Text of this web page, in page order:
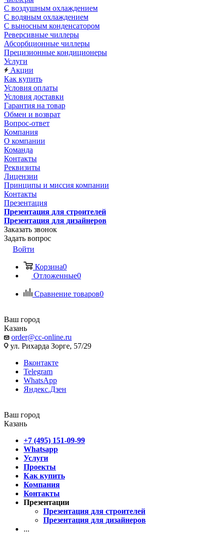
С воздушным охлаждением
С водяным охлаждением
С выносным конденсатором
Реверсивные чиллеры
Абсорбционные чиллеры
Прецизионные кондиционеры
Услуги
Акции
Как купить
Условия оплаты
Условия доставки
Гарантия на товар
Обмен и возврат
Вопрос-ответ
Компания
О компании
Команда
Контакты
Реквизиты
Лицензии
Принципы и миссия компании
Контакты
Презентация
Презентация для строителей
Презентация для дизайнеров
Заказать звонок
Задать вопрос
Войти
Корзина0
Отложенные0
Сравнение товаров0
Ваш город
Казань
order@cc-online.ru
ул. Рихарда Зорге, 57/29
Вконтакте
Telegram
WhatsApp
Яндекс.Дзен
Ваш город
Казань
+7 (495) 151-09-99
Whatsapp
Услуги
Проекты
Как купить
Компания
Контакты
Презентации
Презентация для строителей
Презентация для дизайнеров
...